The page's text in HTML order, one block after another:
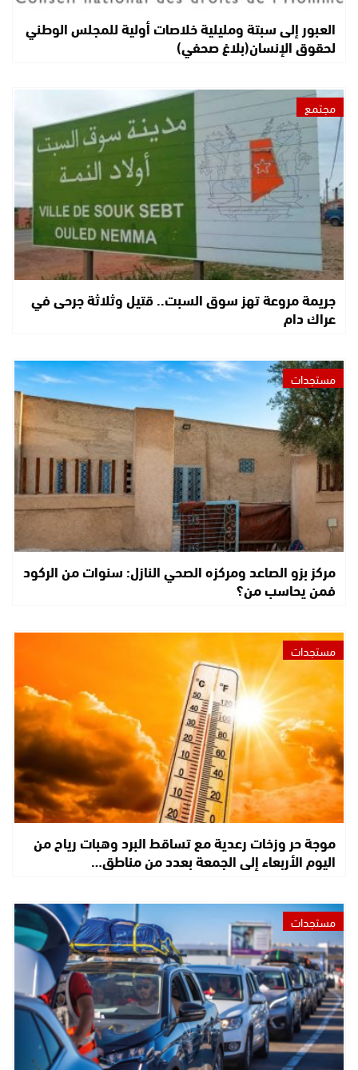
العبور إلى سبتة ومليلية خلاصات أولية للمجلس الوطني
لحقوق الإنسان(بلاغ صحفي)
مجتمع
جريمة مروعة تهز سوق السبت.. قتيل وثلاثة جرحى في
عراك دام
مستجدات
مركز بزو الصاعد ومركزه الصحي النازل: سنوات من الركود
فمن يحاسب من؟
مستجدات
موجة حر وزخات رعدية مع تساقط البرد وهبات رياح من
اليوم الأربعاء إلى الجمعة بعدد من مناطق…
مستجدات